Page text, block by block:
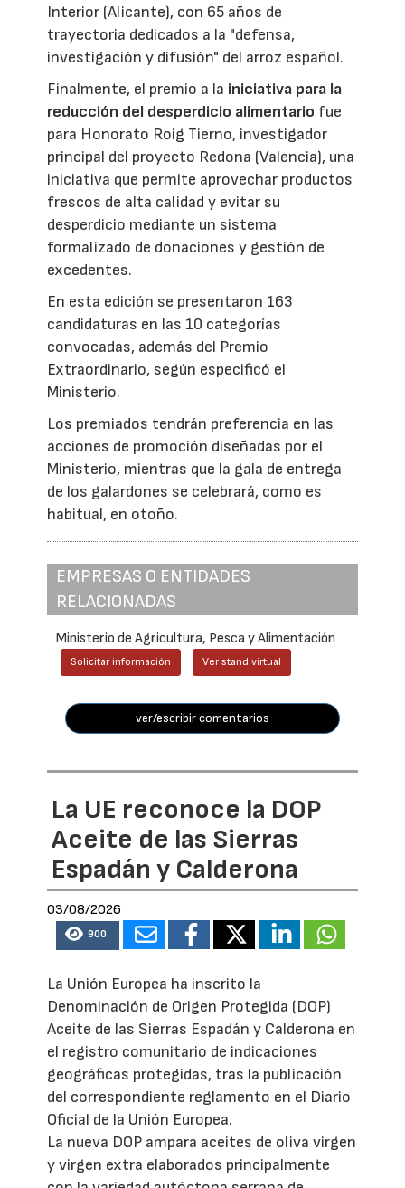
Interior (Alicante), con 65 años de
trayectoria dedicados a la "defensa,
investigación y difusión" del arroz español.
Finalmente, el premio a la iniciativa para la
reducción del desperdicio alimentario fue
para Honorato Roig Tierno, investigador
principal del proyecto Redona (Valencia), una
iniciativa que permite aprovechar productos
frescos de alta calidad y evitar su
desperdicio mediante un sistema
formalizado de donaciones y gestión de
excedentes.
En esta edición se presentaron 163
candidaturas en las 10 categorías
convocadas, además del Premio
Extraordinario, según especificó el
Ministerio.
Los premiados tendrán preferencia en las
acciones de promoción diseñadas por el
Ministerio, mientras que la gala de entrega
de los galardones se celebrará, como es
habitual, en otoño.
EMPRESAS O ENTIDADES
RELACIONADAS
Ministerio de Agricultura, Pesca y Alimentación
Solicitar información Ver stand virtual
ver/escribir comentarios
La UE reconoce la DOP
Aceite de las Sierras
Espadán y Calderona
03/08/2026
900
La Unión Europea ha inscrito la
Denominación de Origen Protegida (DOP)
Aceite de las Sierras Espadán y Calderona en
el registro comunitario de indicaciones
geográficas protegidas, tras la publicación
del correspondiente reglamento en el Diario
Oficial de la Unión Europea.
La nueva DOP ampara aceites de oliva virgen
y virgen extra elaborados principalmente